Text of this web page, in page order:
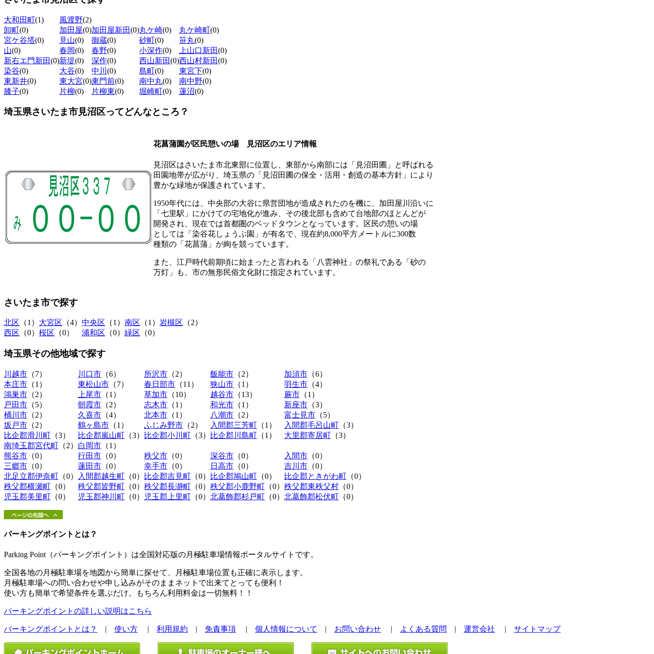
大和田町(1) 風渡野(2)
卸町(0) 加田屋(0)加田屋新田(0)丸ケ崎(0) 丸ケ崎町(0)
宮ケ谷塔(0) 見山(0) 御蔵(0) 砂町(0) 笹丸(0)
山(0) 春岡(0) 春野(0) 小深作(0) 上山口新田(0)
新右エ門新田(0)新堤(0) 深作(0) 西山新田(0)西山村新田(0)
染谷(0) 大谷(0) 中川 (0) 島町(0) 東宮下(0)
東新井(0) 東大宮(0)東門前(0) 南中丸(0) 南中野(0)
膝子(0) 片柳(0) 片柳東(0) 堀崎町(0) 蓮沼(0)
埼玉県さいたま市見沼区ってどんなところ？
花菖蒲園が区民憩いの場 見沼区のエリア情報
見沼区はさいたま市北東部に位置し、東部から南部には「見沼田圃」と呼ばれる
田園地帯が広がり、埼玉県の「見沼田圃の保全・活用・創造の基本方針」により
豊かな緑地が保護されています。
1950年代には、中央部の大谷に県営団地が造成されたのを機に、加田屋川沿いに
「七里駅」にかけての宅地化が進み、その後北部も含めて台地部のほとんどが
開発され、現在では首都圏のベッドタウンとなっています。区民の憩いの場
としては「染谷花しょうぶ園」が有名で、現在約8,000平方メートルに300数
種類の「花菖蒲」が絢を競っています。
また、江戸時代前期頃に始まったと言われる「八雲神社」の祭礼である「砂の
万灯」も、市の無形民俗文化財に指定されています。
さいたま市で探す
北区 （1） 大宮区 （4） 中央区 （1） 南区 （1） 岩槻区 （2）
西区 （0） 桜区 （0） 浦和区 （0） 緑区 （0）
埼玉県その他地域で探す
川越市 （7） 川口市 （6） 所沢市 （2） 飯能市 （2） 加須市 （6）
本庄市 （1） 東松山市 （7） 春日部市 （11） 狭山市 （1） 羽生市 （4）
鴻巣市 （2） 上尾市 （1） 草加市 （10） 越谷市 （13） 蕨市 （1）
戸田市 （5） 朝霞市 （2） 志木市 （1） 和光市 （1） 新座市 （3）
桶川市 （2） 久喜市 （4） 北本市 （1） 八潮市 （2） 富士見市 （5）
坂戸市 （2） 鶴ヶ島市 （1） ふじみ野市 （2） 入間郡三芳町 （1） 入間郡毛呂山町 （3）
比企郡滑川町 （3） 比企郡嵐山町 （3） 比企郡小川町 （3） 比企郡川島町 （1） 大里郡寄居町 （3）
南埼玉郡宮代町 （2） 白岡市 （1）
熊谷市 （0） 行田市 （0） 秩父市 （0） 深谷市 （0） 入間市 （0）
三郷市 （0） 蓮田市 （0） 幸手市 （0） 日高市 （0） 吉川市 （0）
北足立郡伊奈町 （0） 入間郡越生町 （0） 比企郡吉見町 （0） 比企郡鳩山町 （0） 比企郡ときがわ町 （0）
秩父郡横瀬町 （0） 秩父郡皆野町 （0） 秩父郡長瀞町 （0） 秩父郡小鹿野町 （0） 秩父郡東秩父村 （0）
児玉郡美里町 （0） 児玉郡神川町 （0） 児玉郡上里町 （0） 北葛飾郡杉戸町 （0） 北葛飾郡松伏町 （0）
パーキングポイントとは？
Parking Point（パーキングポイント）は全国対応版の月極駐車場情報ポータルサイトです。
全国各地の月極駐車場を地図から簡単に探せて、月極駐車場位置も正確に表示します。
月極駐車場への問い合わせや申し込みがそのままネットで出来てとっても便利！
使い方も簡単で希望条件を選ぶだけ。もちろん利用料金は一切無料！！
パーキングポイントの詳しい説明はこちら
パーキングポイントとは？ | 使い方 | 利用規約 | 免責事項 | 個人情報について | お問い合わせ | よくある質問 | 運営会社 | サイトマップ